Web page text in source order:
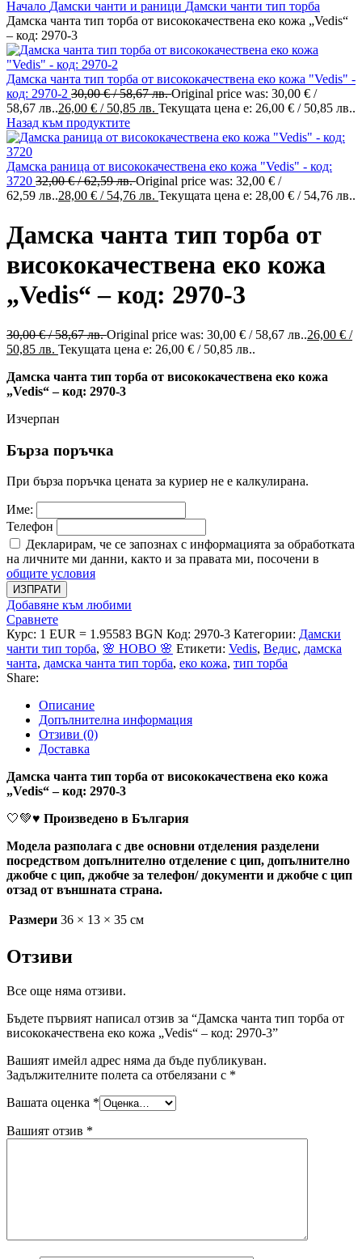
Начало Дамски чанти и раници Дамски чанти тип торба
Дамска чанта тип торба от висококачествена еко кожа „Vedis“
– код: 2970-3
Дамска чанта тип торба от висококачествена еко кожа "Vedis" -
код: 2970-2 30,00€/ 58,67 лв.Original price was: 30,00 € /
58,67 лв..26,00 € / 50,85 лв. Текущата цена е: 26,00 € / 50,85 лв..
Назад към продуктите
Дамска раница от висококачествена еко кожа "Vedis" - код:
3720 32,00€/ 62,59 лв.Original price was: 32,00 € /
62,59 лв..28,00 € / 54,76 лв. Текущата цена е: 28,00 € / 54,76 лв..
Дамска чанта тип торба от
висококачествена еко кожа
„Vedis“ – код: 2970-3
30,00€/ 58,67 лв.Original price was: 30,00 € / 58,67 лв..26,00 € /
50,85 лв. Текущата цена е: 26,00 € / 50,85 лв..
Дамска чанта тип торба от висококачествена еко кожа
„Vedis“ – код: 2970-3
Изчерпан
Бърза поръчка
При бърза поръчка цената за куриер не е калкулирана.
Име:
Телефон
Декларирам, че се запознах с информацията за обработката
на личните ми данни, както и за правата ми, посочени в
общите условия
ИЗПРАТИ
Добавяне към любими
Сравнете
Курс: 1 EUR = 1.95583 BGN Код: 2970-3 Категории: Дамски
чанти тип торба, 🌸 НОВО 🌸 Етикети: Vedis, Ведис, дамска
чанта, дамска чанта тип торба, еко кожа, тип торба
Share:
Описание
Допълнителна информация
Отзиви (0)
Доставка
Дамска чанта тип торба от висококачествена еко кожа
„Vedis“ – код: 2970-3
🤍💚♥️ Произведено в България
Модела разполага с две основни отделения разделени
посредством допълнително отделение с цип, допълнително
джобче с цип, джобче за телефон/ документи и джобче с цип
отзад от външната страна.
Размери 36 × 13 × 35 см
Отзиви
Все още няма отзиви.
Бъдете първият написал отзив за “Дамска чанта тип торба от
висококачествена еко кожа „Vedis“ – код: 2970-3”
Вашият имейл адрес няма да бъде публикуван.
Задължителните полета са отбелязани с *
Вашата оценка *
Вашият отзив *